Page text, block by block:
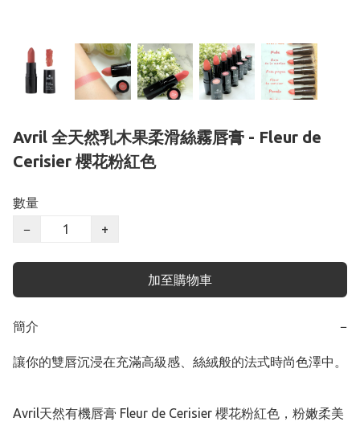
Avril 全天然乳木果柔滑絲霧唇膏 - Fleur de
Cerisier 櫻花粉紅色
數量
−
+
加至購物車
簡介 −
讓你的雙唇沉浸在充滿高級感、絲絨般的法式時尚色澤中。
Avril天然有機唇膏 Fleur de Cerisier 櫻花粉紅色，粉嫩柔美